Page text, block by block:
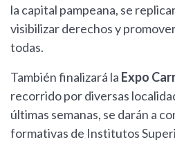
la capital pampeana, se
visibilizar derechos y
todas.
También finalizará la Expo
recorrido por diversas
últimas semanas, se darán a
formativas de Institutos